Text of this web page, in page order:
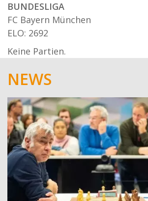
BUNDESLIGA
FC Bayern München
ELO: 2692
Keine Partien.
NEWS